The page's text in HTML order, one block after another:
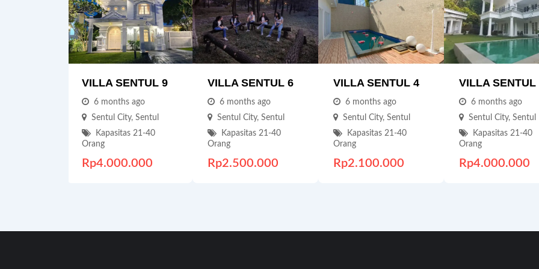
VILLA SENTUL 9
6 months ago
Sentul City, Sentul
Kapasitas 21-40
Orang
Rp4.000.000
VILLA SENTUL 6
6 months ago
Sentul City, Sentul
Kapasitas 21-40
Orang
Rp2.500.000
VILLA SENTUL 4
6 months ago
Sentul City, Sentul
Kapasitas 21-40
Orang
Rp2.100.000
VILLA SENTUL
6 months ago
Sentul City, Sentul
Kapasitas 21-40
Orang
Rp4.000.000